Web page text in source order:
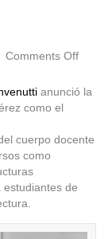
Comments Offon
anunció la
como el
cuerpo docente
como
estudiantes de